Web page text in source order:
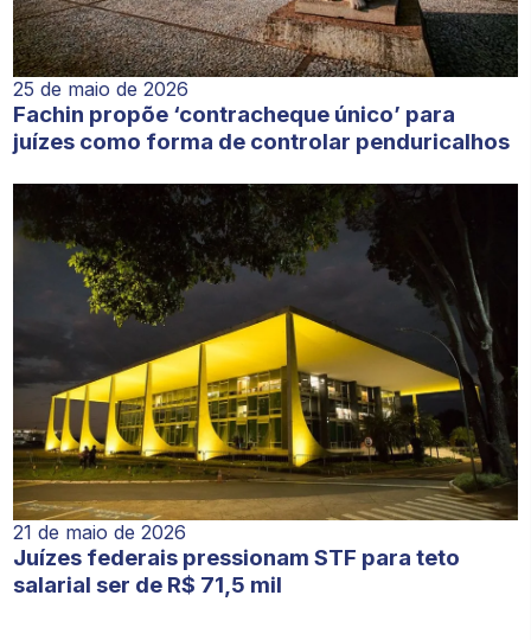
25 de maio de 2026
Fachin propõe ‘contracheque único’ para
juízes como forma de controlar penduricalhos
21 de maio de 2026
Juízes federais pressionam STF para teto
salarial ser de R$ 71,5 mil